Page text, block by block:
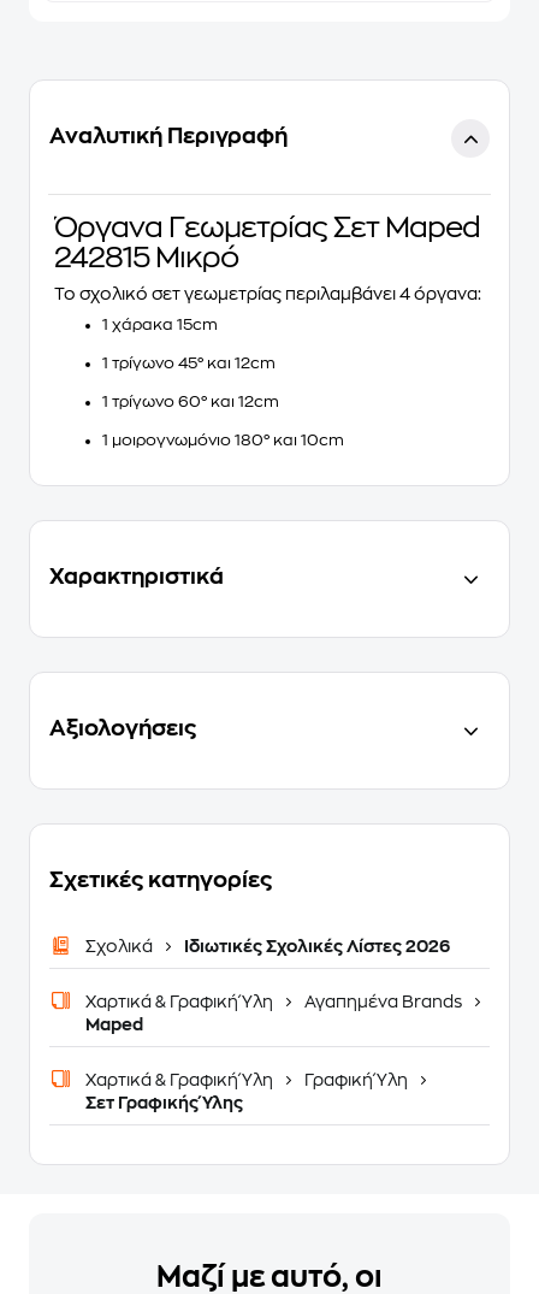
Αναλυτική Περιγραφή
Όργανα Γεωμετρίας Σετ Maped
242815 Μικρό
Το σχολικό σετ γεωμετρίας περιλαμβάνει 4 όργανα:
1 χάρακα 15cm
1 τρίγωνο 45° και 12cm
1 τρίγωνο 60° και 12cm
1 μοιρογνωμόνιο 180° και 10cm
Χαρακτηριστικά
Αξιολογήσεις
Σχετικές κατηγορίες
Σχολικά Ιδιωτικές Σχολικές Λίστες 2026
Χαρτικά & Γραφική Ύλη
Αγαπημένα Brands
Maped
Χαρτικά & Γραφική Ύλη
Γραφική Ύλη
Σετ Γραφικής Ύλης
Μαζί με αυτό, οι